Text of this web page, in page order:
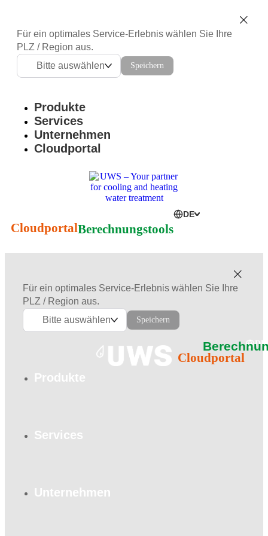
Für ein optimales Service-Erlebnis wählen Sie Ihre
PLZ / Region aus.
Bitte auswählen
Speichern
Produkte
Services
Unternehmen
Cloudportal
CloudportalBerechnungstools
DE
Für ein optimales Service-Erlebnis wählen Sie Ihre
PLZ / Region aus.
Bitte auswählen
Speichern
Produkte
Services
Unternehmen
Cloudportal
DE